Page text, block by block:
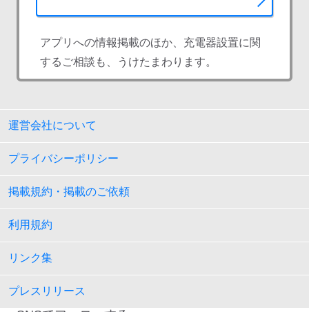
アプリへの情報掲載のほか、充電器設置に関
するご相談も、うけたまわります。
運営会社について
プライバシーポリシー
掲載規約・掲載のご依頼
利用規約
リンク集
プレスリリース